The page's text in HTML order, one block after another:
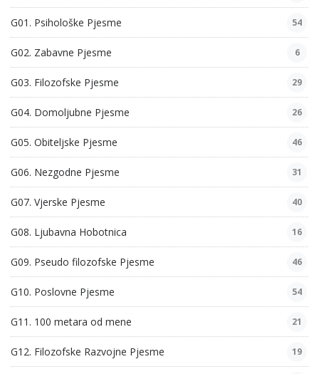
G01. Psihološke Pjesme 54
G02. Zabavne Pjesme 6
G03. Filozofske Pjesme 29
G04. Domoljubne Pjesme 26
G05. Obiteljske Pjesme 46
G06. Nezgodne Pjesme 31
G07. Vjerske Pjesme 40
G08. Ljubavna Hobotnica 16
G09. Pseudo filozofske Pjesme 46
G10. Poslovne Pjesme 54
G11. 100 metara od mene 21
G12. Filozofske Razvojne Pjesme 19